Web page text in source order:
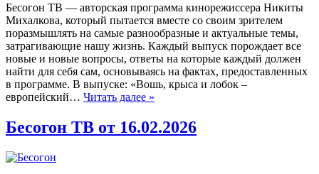
Бесогон ТВ — авторская программа кинорежиссера Никиты
Михалкова, который пытается вместе со своим зрителем
поразмышлять на самые разнообразные и актуальные темы,
затрагивающие нашу жизнь. Каждый выпуск порождает все
новые и новые вопросы, ответы на которые каждый должен
найти для себя сам, основываясь на фактах, предоставленных
в программе. В выпуске: «Вошь, крыса и лобок –
европейский… Читать далее »
Бесогон ТВ от 16.02.2026